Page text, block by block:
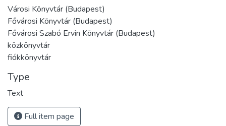
Városi Könyvtár (Budapest)
Fővárosi Könyvtár (Budapest)
Fővárosi Szabó Ervin Könyvtár (Budapest)
közkönyvtár
fiókkönyvtár
Type
Text
Full item page